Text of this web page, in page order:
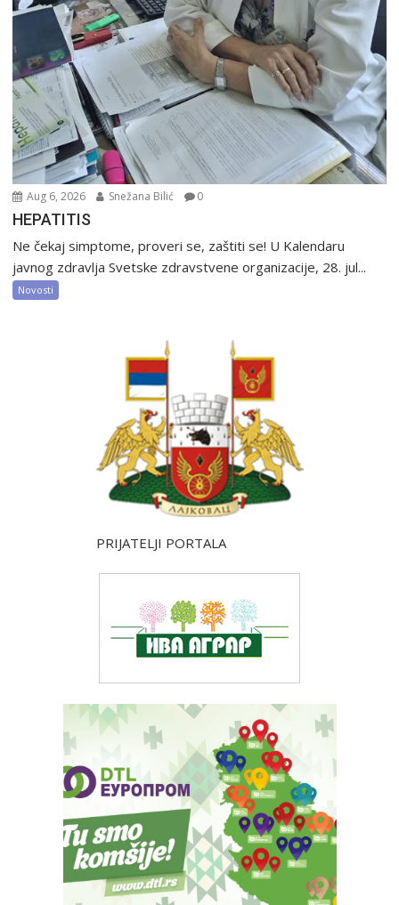
Aug 6, 2026 Snežana Bilić 0
HEPATITIS
Ne čekaj simptome, proveri se, zaštiti se! U Kalendaru
javnog zdravlja Svetske zdravstvene organizacije, 28. jul...
Novosti
PRIJATELJI PORTALA